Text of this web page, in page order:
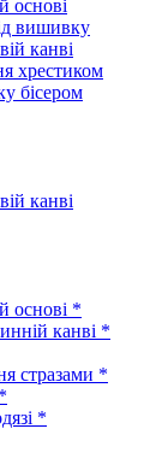
основі
вишивку
канві
хрестиком
бісером
канві
основі *
канві *
стразами *
*